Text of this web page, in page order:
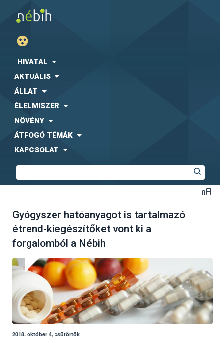
HIVATAL
AKTUÁLIS
ÁLLAT
ÉLELMISZER
NÖVÉNY
ÁTFOGÓ TÉMÁK
KAPCSOLAT
Gyógyszer hatóanyagot is tartalmazó
étrend-kiegészítőket vont ki a
forgalomból a Nébih
2018. október 4, csütörtök